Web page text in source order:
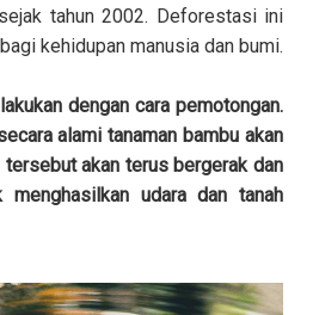
tahun 2002. Deforestasi ini
kehidupan manusia dan bumi.
dengan cara pemotongan.
alami tanaman bambu akan
akan terus bergerak dan
menghasilkan udara dan tanah